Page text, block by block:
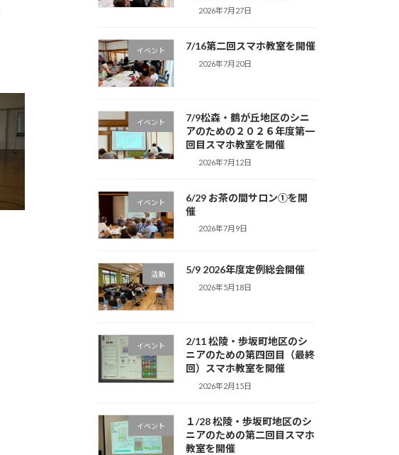
2026年7月27日
イベント 7/16第二回スマホ教室を開催
2026年7月20日
イベント
7/9松森・鶴が丘地区のシニ
アのための２０２６年度第一
回目スマホ教室を開催
2026年7月12日
イベント
6/29 お茶の間サロン①を開
催
2026年7月9日
活動 5/9 2026年度定例総会開催
2026年5月18日
イベント
2/11 松陵・歩坂町地区のシ
ニアのための第四回目（最終
回）スマホ教室を開催
2026年2月15日
イベント
１/28 松陵・歩坂町地区のシ
ニアのための第二回目スマホ
教室を開催